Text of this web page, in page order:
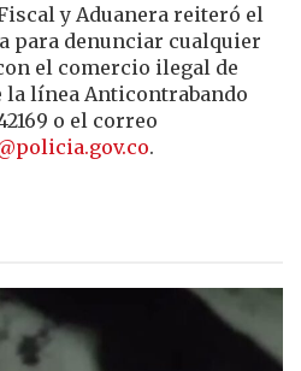
y Aduanera reiteró el
para denunciar cualquier
el comercio ilegal de
la línea Anticontrabando
o el correo
.